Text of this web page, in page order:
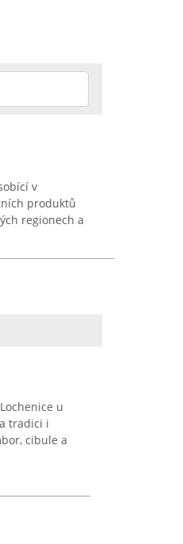
v
produktů
regionech a
u
tradici i
cibule a